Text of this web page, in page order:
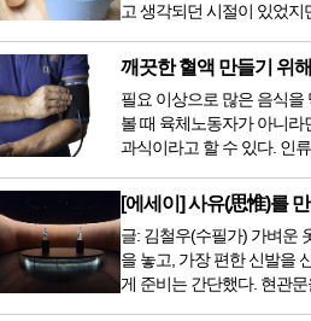
고 생각되던 시절이 있었지
오면서 암을 치료하는 방법
자 치료를 받기 위해서는
있는 나라에 가서 힘들게
전립선암 환자를 시작으로
치료 범위가 한정되어 모든
는 없지만 치료...
깨끗한 혈액 만들기 위
필요 이상으로 많은 음식을
볼 때 육체노동자가 아니
과식이라고 할 수 있다. 인
저녁을 습관적으로 음식을
음식을 먹거나, 아침에 식욕
가 활기차다’라는 이야기
다. 식욕이 없다는 느낌은
화할 힘이 없다거나 더 이
[에세이] 사유(思惟)를
글: 김철우(수필가) 가벼운
을 놓고, 가장 편한 신발을
게 준비는 간단했다. 현관